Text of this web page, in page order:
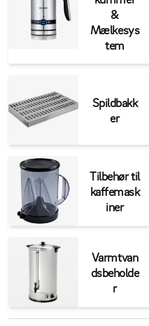
&
Mælkesys
tem
Spildbakk
er
Tilbehør til
kaffemask
iner
Varmtvan
dsbeholde
r